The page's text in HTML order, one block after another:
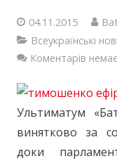
Контакти
04.11.2015
Всеукраїнські
Коментарів немає
Ультиматум
винятково за
доки